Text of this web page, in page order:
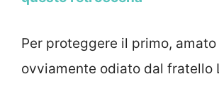
Per proteggere il primo,
ovviamente odiato dal fratello